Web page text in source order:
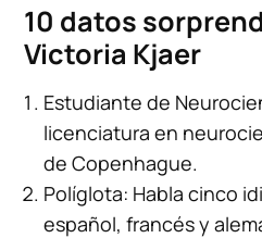
10 datos
Victoria Kjaer
Estudiante de
licenciatura en
de Copenhague.
Políglota: Habla cinco
español, francés y